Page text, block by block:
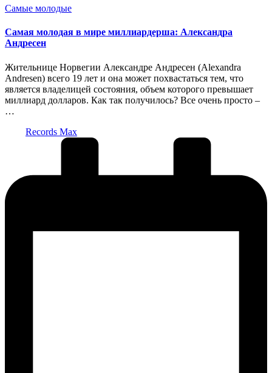
Опубликовано
Самые молодые
Самая молодая в мире миллиардерша: Александра
Андресен
Жительнице Норвегии Александре Андресен (Alexandra
Andresen) всего 19 лет и она может похвастаться тем, что
является владелицей состояния, объем которого превышает
миллиард долларов. Как так получилось? Все очень просто –
…
Records Max